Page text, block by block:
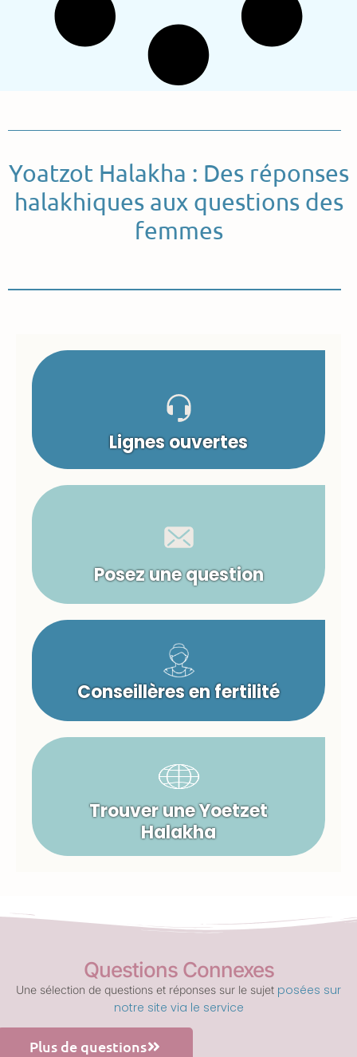
Yoatzot Halakha : Des réponses
halakhiques aux questions des
femmes
Lignes ouvertes
Posez une question
Conseillères en fertilité
Trouver une Yoetzet
Halakha
Questions Connexes
Une sélection de questions et réponses sur le sujet posées sur
notre site via le service
Plus de questions